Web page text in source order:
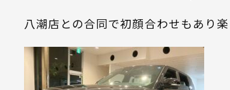
八潮店との合同で初顔合わせもあり楽